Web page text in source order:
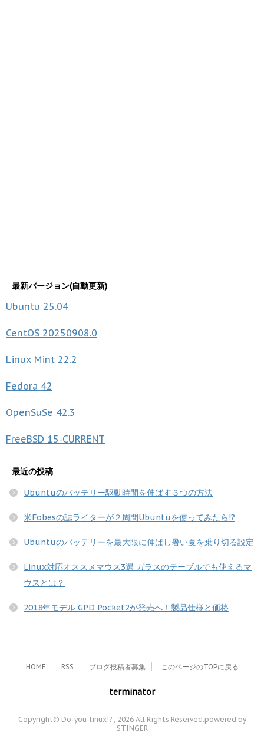
最新バージョン(自動更新)
Ubuntu 25.04
CentOS 20250908.0
Linux Mint 22.2
Fedora 42
OpenSuSe 42.3
FreeBSD 15-CURRENT
最近の投稿
Ubuntuのバッテリー駆動時間を伸ばす３つの方法
米Fobesの誌ライターが２周間Ubuntuを使ってみたら!?
Ubuntuのバッテリーを最大限に伸ばし暑い夏を乗り切る設定
Linux対応オススメマウス3選 ガラスのテーブルでも使えるマ
ウスとは？
2018年モデル GPD Pocket2が発売へ！製品仕様と価格
HOME RSS ブログ投稿者募集 このページのTOPに戻る
terminator
Copyright© Do-you-linux!? , 2026 All Rights Reserved.powered by
STINGER